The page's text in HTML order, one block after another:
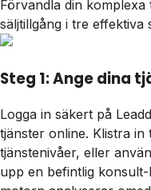
Förvandla din
säljtillgång i tre effektiva
Steg 1: Ange dina
Logga in säkert på
tjänster online. Klistra
tjänstenivåer, eller
upp en befintlig